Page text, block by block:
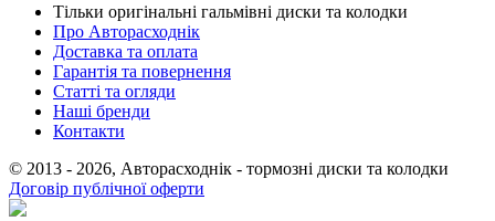
Тільки оригінальні гальмівні диски та колодки
Про Авторасходнік
Доставка та оплата
Гарантія та повернення
Статті та огляди
Наші бренди
Контакти
© 2013 - 2026, Авторасходнік - тормозні диски та колодки
Договір публічної оферти